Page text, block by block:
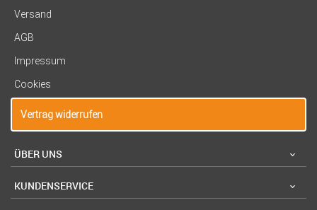
Versand
AGB
Impressum
Cookies
Vertrag widerrufen
ÜBER UNS
KUNDENSERVICE